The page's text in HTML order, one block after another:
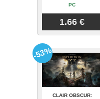
PC
1.66 €
CLAIR OBSCUR:
-53%